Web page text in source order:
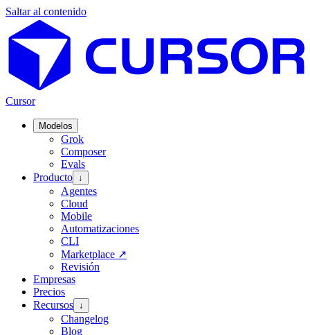
Saltar al contenido
Cursor
Modelos
Grok
Composer
Evals
Producto ↓
Agentes
Cloud
Mobile
Automatizaciones
CLI
Marketplace ↗
Revisión
Empresas
Precios
Recursos ↓
Changelog
Blog